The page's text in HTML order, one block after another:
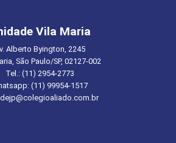
Vila Maria
Alberto Byington, 2245
São Paulo/SP, 02127-002
Tel.: (11) 2954-2773
(11) 99954-1517